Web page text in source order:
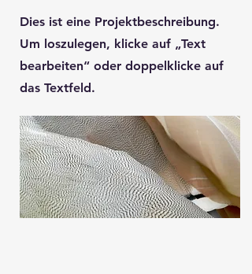
Dies ist eine Projektbeschreibung.
Um loszulegen, klicke auf „Text
bearbeiten“ oder doppelklicke auf
das Textfeld.